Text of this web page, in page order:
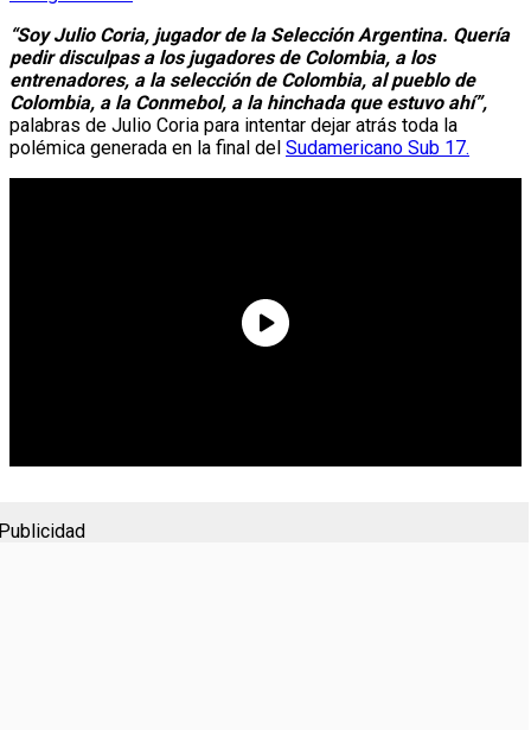
“Soy Julio Coria, jugador de la Selección Argentina. Quería
pedir disculpas a los jugadores de Colombia, a los
entrenadores, a la selección de Colombia, al pueblo de
Colombia, a la Conmebol, a la hinchada que estuvo ahí”,
palabras de Julio Coria para intentar dejar atrás toda la
polémica generada en la final del Sudamericano Sub 17.